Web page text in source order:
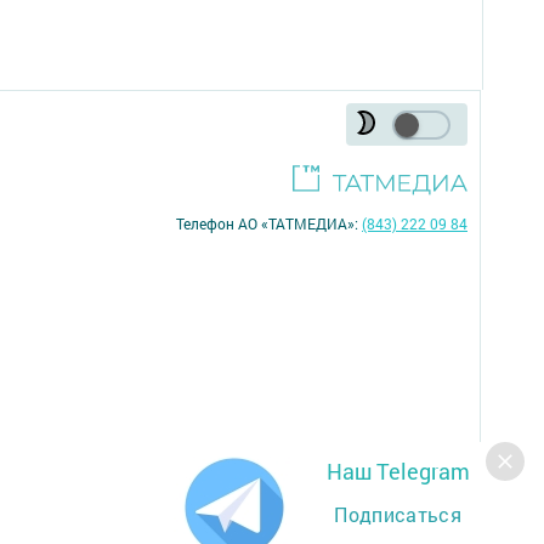
Наш Telegram
Подписаться
Телефон АО «ТАТМЕДИА»:(843) 222 09 84